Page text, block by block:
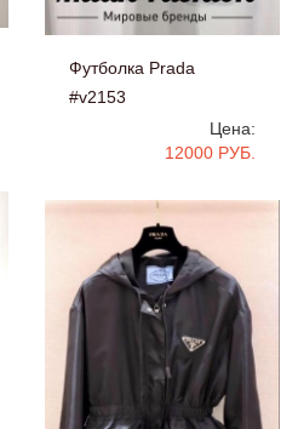
Футболка Prada
#v2153
Цена:
12000 РУБ.